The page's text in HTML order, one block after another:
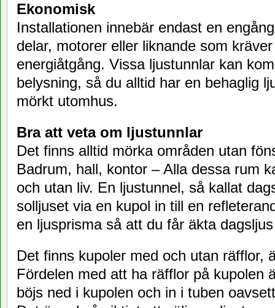
Ekonomisk
Installationen innebär endast en
delar, motorer eller liknande som
energiåtgång. Vissa ljustunnlar kan
belysning, så du alltid har en behaglig
mörkt utomhus.
Bra att veta om ljustunnlar
Det finns alltid mörka områden utan
Badrum, hall, kontor – Alla dessa rum
och utan liv. En ljustunnel, så kallat
solljuset via en kupol in till en
en ljusprisma så att du får äkta
Det finns kupoler med och utan räfflor,
Fördelen med att ha räfflor på kupolen
böjs ned i kupolen och in i tuben